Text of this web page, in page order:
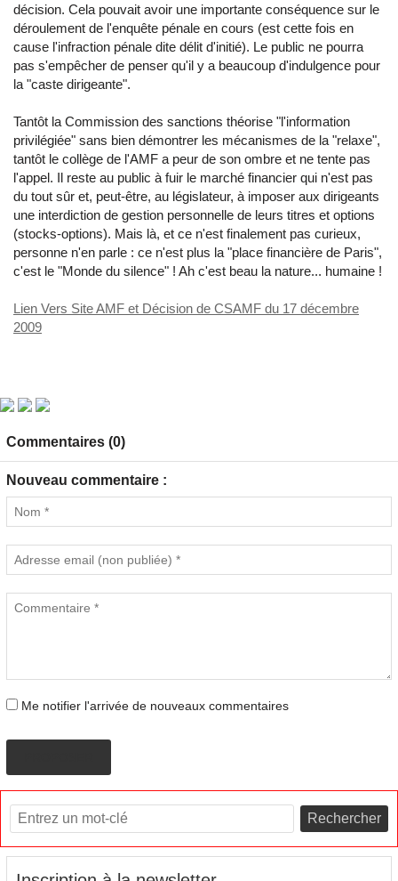
décision. Cela pouvait avoir une importante conséquence sur le
déroulement de l'enquête pénale en cours (est cette fois en
cause l'infraction pénale dite délit d'initié). Le public ne pourra
pas s'empêcher de penser qu'il y a beaucoup d'indulgence pour
la "caste dirigeante".
Tantôt la Commission des sanctions théorise "l'information
privilégiée" sans bien démontrer les mécanismes de la "relaxe",
tantôt le collège de l'AMF a peur de son ombre et ne tente pas
l'appel. Il reste au public à fuir le marché financier qui n'est pas
du tout sûr et, peut-être, au législateur, à imposer aux dirigeants
une interdiction de gestion personnelle de leurs titres et options
(stocks-options). Mais là, et ce n'est finalement pas curieux,
personne n'en parle : ce n'est plus la "place financière de Paris",
c'est le "Monde du silence" ! Ah c'est beau la nature... humaine !
Lien Vers Site AMF et Décision de CSAMF du 17 décembre
2009
Commentaires (0)
Nouveau commentaire :
Me notifier l'arrivée de nouveaux commentaires
Rechercher